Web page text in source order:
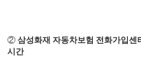
② 삼성화재 자동차보험 전화가입센
시간